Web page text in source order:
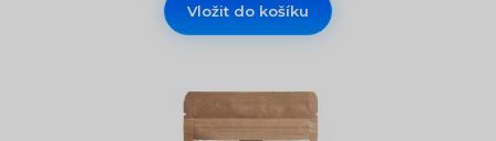
Vložit do košíku